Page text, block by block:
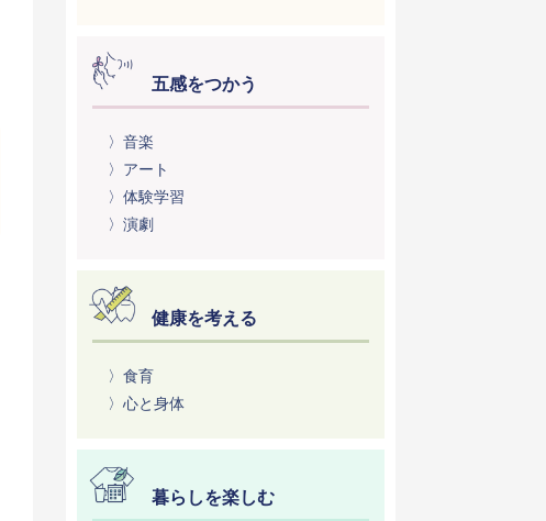
五感をつかう
〉音楽
〉アート
〉体験学習
〉演劇
健康を考える
〉食育
〉心と身体
暮らしを楽しむ